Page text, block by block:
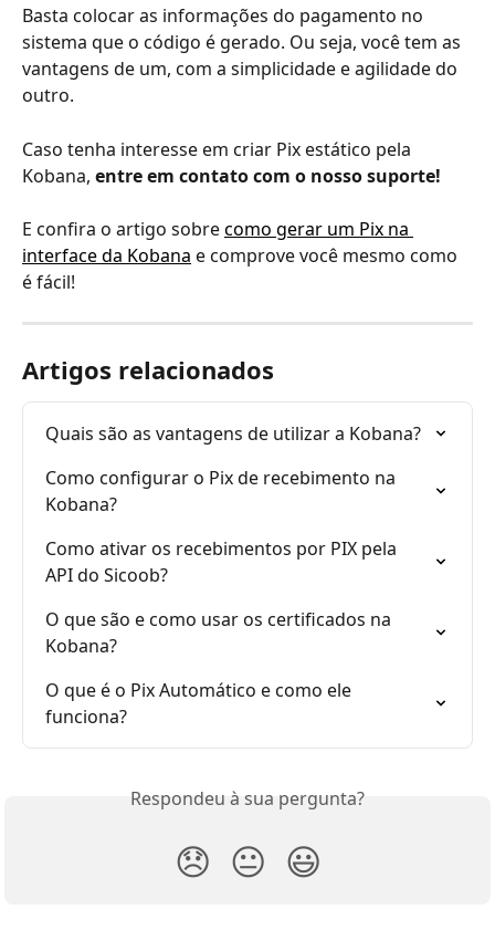
Basta colocar as informações do pagamento no
sistema que o código é gerado. Ou seja, você tem as
vantagens de um, com a simplicidade e agilidade do
outro.
Caso tenha interesse em criar Pix estático pela
Kobana, entre em contato com o nosso suporte!
E confira o artigo sobre como gerar um Pix na
interface da Kobana e comprove você mesmo como
é fácil!
Artigos relacionados
Quais são as vantagens de utilizar a Kobana?
Como configurar o Pix de recebimento na
Kobana?
Como ativar os recebimentos por PIX pela
API do Sicoob?
O que são e como usar os certificados na
Kobana?
O que é o Pix Automático e como ele
funciona?
Respondeu à sua pergunta?
😞 😐 😃